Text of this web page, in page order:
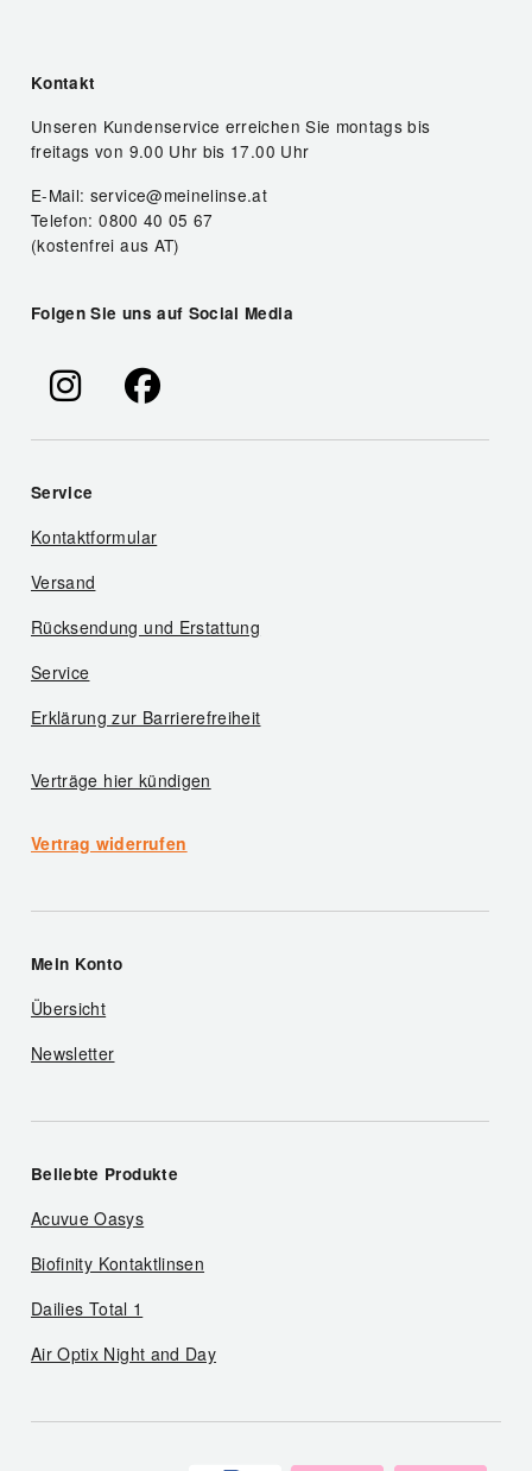
Kontakt
Unseren Kundenservice erreichen Sie montags bis
freitags von 9.00 Uhr bis 17.00 Uhr
E-Mail: service@meinelinse.at
Telefon: 0800 40 05 67
(kostenfrei aus AT)
Folgen Sie uns auf Social Media
Service
Kontaktformular
Versand
Rücksendung und Erstattung
Service
Erklärung zur Barrierefreiheit
Verträge hier kündigen
Vertrag widerrufen
Mein Konto
Übersicht
Newsletter
Beliebte Produkte
Acuvue Oasys
Biofinity Kontaktlinsen
Dailies Total 1
Air Optix Night and Day